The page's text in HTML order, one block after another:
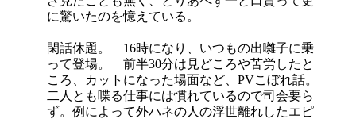
に驚いたのを憶えている。
閑話休題。 16時になり、いつもの出囃子に乗
って登場。 前半30分は見どころや苦労したと
ころ、カットになった場面など、PVこぼれ話。
二人とも喋る仕事には慣れているので司会要ら
ず。例によって外ハネの人の浮世離れしたエピ